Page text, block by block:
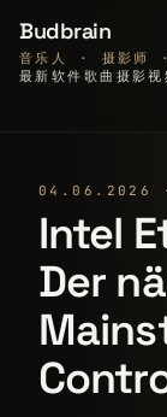
Budbrain
音乐人 · 摄影师
最新 软件 歌曲 摄影视
04.06.2026
Intel
Der